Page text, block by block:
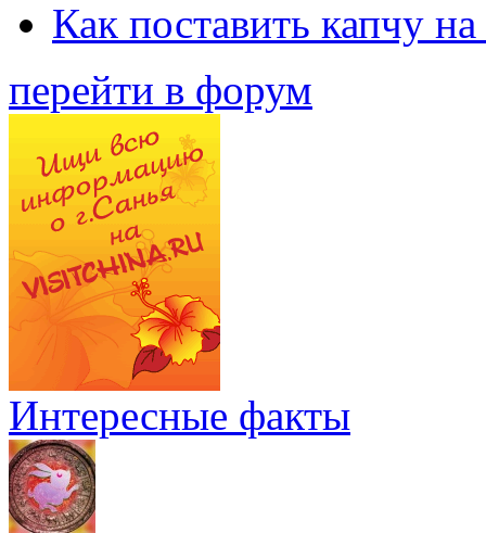
Как поставить капчу
перейти в форум
Интересные факты